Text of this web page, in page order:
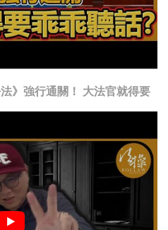
》強行通關！ 大法官就得要